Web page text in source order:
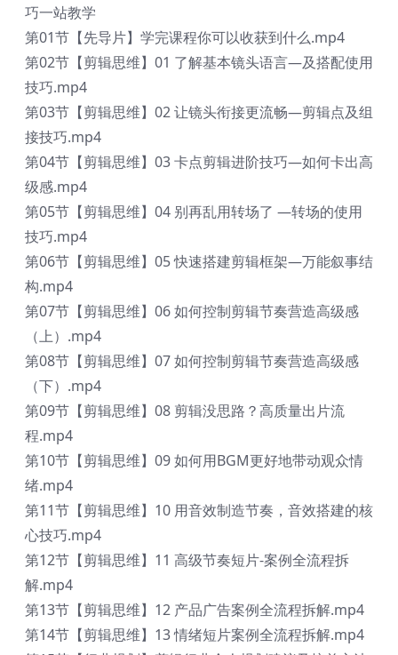
巧一站教学
第01节【先导片】学完课程你可以收获到什么.mp4
第02节【剪辑思维】01 了解基本镜头语言—及搭配使用
技巧.mp4
第03节【剪辑思维】02 让镜头衔接更流畅—剪辑点及组
接技巧.mp4
第04节【剪辑思维】03 卡点剪辑进阶技巧—如何卡出高
级感.mp4
第05节【剪辑思维】04 别再乱用转场了 —转场的使用
技巧.mp4
第06节【剪辑思维】05 快速搭建剪辑框架—万能叙事结
构.mp4
第07节【剪辑思维】06 如何控制剪辑节奏营造高级感
（上）.mp4
第08节【剪辑思维】07 如何控制剪辑节奏营造高级感
（下）.mp4
第09节【剪辑思维】08 剪辑没思路？高质量出片流
程.mp4
第10节【剪辑思维】09 如何用BGM更好地带动观众情
绪.mp4
第11节【剪辑思维】10 用音效制造节奏，音效搭建的核
心技巧.mp4
第12节【剪辑思维】11 高级节奏短片-案例全流程拆
解.mp4
第13节【剪辑思维】12 产品广告案例全流程拆解.mp4
第14节【剪辑思维】13 情绪短片案例全流程拆解.mp4